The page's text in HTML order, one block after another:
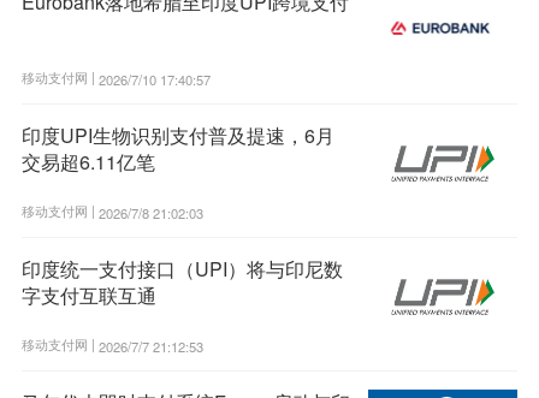
移动支付网 | 2026/7/10 17:40:57
印度UPI生物识别支付普及提速，6月
交易超6.11亿笔
移动支付网 | 2026/7/8 21:02:03
印度统一支付接口（UPI）将与印尼数
字支付互联互通
移动支付网 | 2026/7/7 21:12:53